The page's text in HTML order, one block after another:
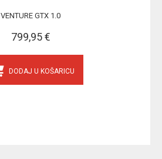
VENTURE GTX 1.0
799,95 €
DODAJ U KOŠARICU